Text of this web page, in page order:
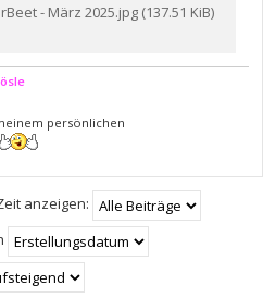
- März 2025.jpg (137.51 KiB)
persönlichen
anzeigen: